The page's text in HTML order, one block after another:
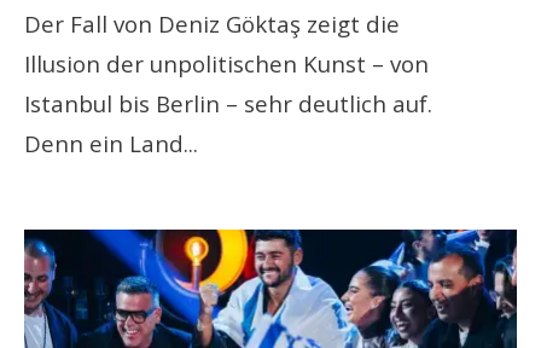
Der Fall von Deniz Göktaş zeigt die
Illusion der unpolitischen Kunst – von
Istanbul bis Berlin – sehr deutlich auf.
Denn ein Land...